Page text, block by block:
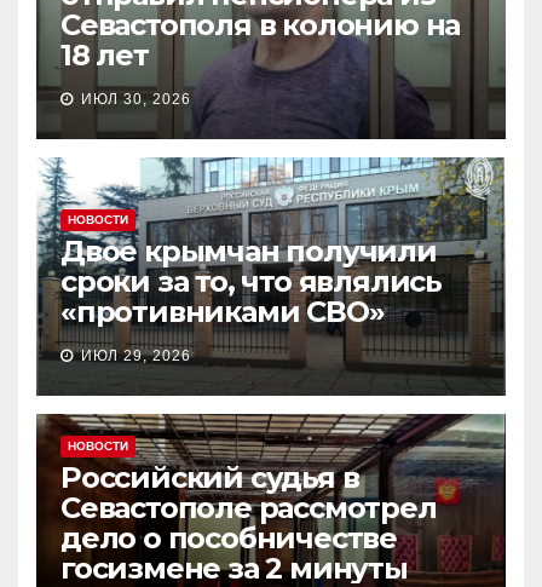
Севастополя в колонию на
18 лет
ИЮЛ 30, 2026
НОВОСТИ
Двое крымчан получили
сроки за то, что являлись
«противниками СВО»
ИЮЛ 29, 2026
НОВОСТИ
Российский судья в
Севастополе рассмотрел
дело о пособничестве
госизмене за 2 минуты